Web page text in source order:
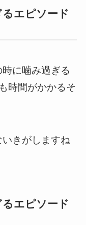
エピソード
に噛み過ぎる
時間がかかるそ
きがしますね
エピソード